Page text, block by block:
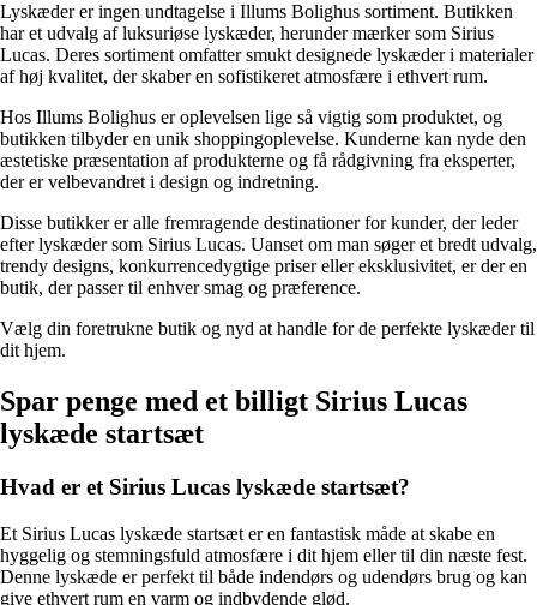
Lyskæder er ingen undtagelse i Illums Bolighus sortiment. Butikken
har et udvalg af luksuriøse lyskæder, herunder mærker som Sirius
Lucas. Deres sortiment omfatter smukt designede lyskæder i materialer
af høj kvalitet, der skaber en sofistikeret atmosfære i ethvert rum.
Hos Illums Bolighus er oplevelsen lige så vigtig som produktet, og
butikken tilbyder en unik shoppingoplevelse. Kunderne kan nyde den
æstetiske præsentation af produkterne og få rådgivning fra eksperter,
der er velbevandret i design og indretning.
Disse butikker er alle fremragende destinationer for kunder, der leder
efter lyskæder som Sirius Lucas. Uanset om man søger et bredt udvalg,
trendy designs, konkurrencedygtige priser eller eksklusivitet, er der en
butik, der passer til enhver smag og præference.
Vælg din foretrukne butik og nyd at handle for de perfekte lyskæder til
dit hjem.
Spar penge med et billigt Sirius Lucas
lyskæde startsæt
Hvad er et Sirius Lucas lyskæde startsæt?
Et Sirius Lucas lyskæde startsæt er en fantastisk måde at skabe en
hyggelig og stemningsfuld atmosfære i dit hjem eller til din næste fest.
Denne lyskæde er perfekt til både indendørs og udendørs brug og kan
give ethvert rum en varm og indbydende glød.